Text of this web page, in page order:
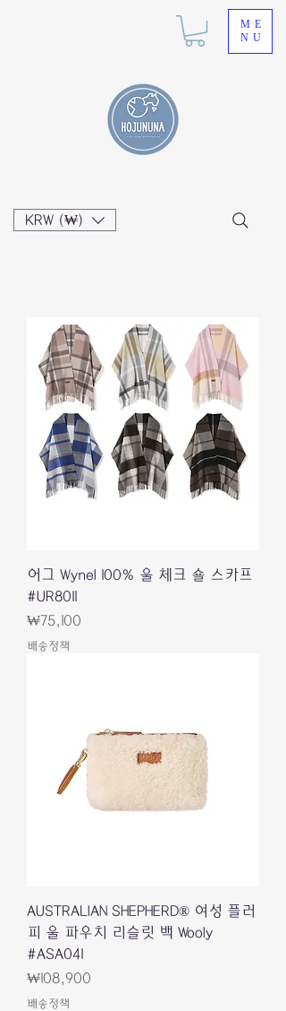
ME
NU
KRW (₩)
어그 Wynel 100% 울 체크 숄 스카프
#UR8011
가격
₩75,100
배송정책
AUSTRALIAN SHEPHERD® 여성 플러
피 울 파우치 리슬릿 백 Wooly
#ASA041
가격
₩108,900
배송정책